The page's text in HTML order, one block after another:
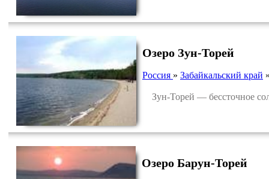
Озеро Зун-Торей
Россия » Забайкальский край
Зун-Торей — бессточное
Озеро Барун-Торей